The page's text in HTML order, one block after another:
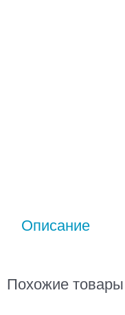
Описание
Похожие товары